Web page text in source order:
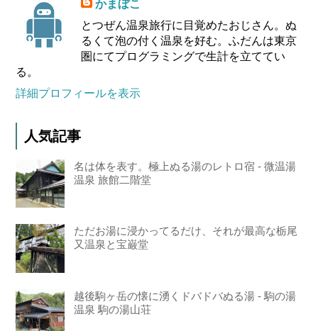
かまぼこ
とつぜん温泉旅行に目覚めたおじさん。ぬ
るくて泡の付く温泉を好む。ふだんは東京
圏にてプログラミングで生計を立ててい
る。
詳細プロフィールを表示
人気記事
名は体を表す。極上ぬる湯のレトロ宿 - 微温湯
温泉 旅館二階堂
ただお湯に浸かってるだけ、それが最高な栃尾
又温泉と宝巌堂
越後駒ヶ岳の懐に湧くドバドバぬる湯 - 駒の湯
温泉 駒の湯山荘